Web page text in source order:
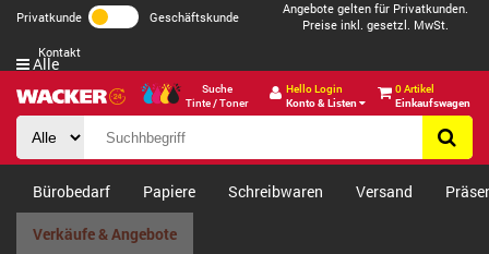
Privatkunde Geschäftskunde
Angebote gelten für Privatkunden.
Preise inkl. gesetzl. MwSt.
Kontakt
Suche
Tinte / Toner
Hello Login
Konto & Listen
0 Artikel
Einkaufswagen
Alle
Bürobedarf Papiere Schreibwaren Versand
Verkäufe & Angebote